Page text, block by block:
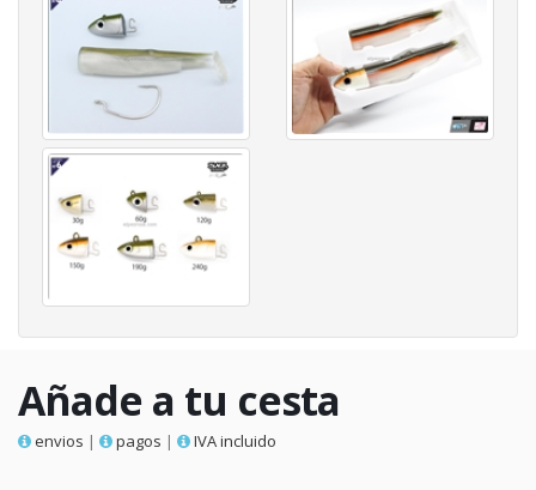
Añade a tu cesta
envios | pagos | IVA incluido